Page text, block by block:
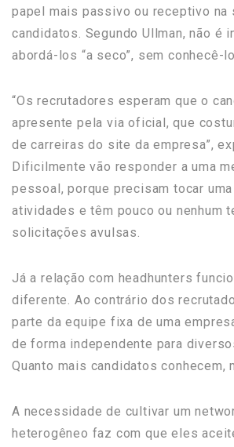
papel mais passivo ou receptivo na
candidatos. Segundo Ullman, não é
abordá-los “a seco”, sem conhecê-
“Os recrutadores esperam que o
apresente pela via oficial, que
de carreiras do site da empresa”,
Dificilmente vão responder a uma
pessoal, porque precisam tocar
atividades e têm pouco ou nenhum
solicitações avulsas.
Já a relação com headhunters
diferente. Ao contrário dos
parte da equipe fixa de uma
de forma independente para
Quanto mais candidatos conhecem,
A necessidade de cultivar um
heterogêneo faz com que eles